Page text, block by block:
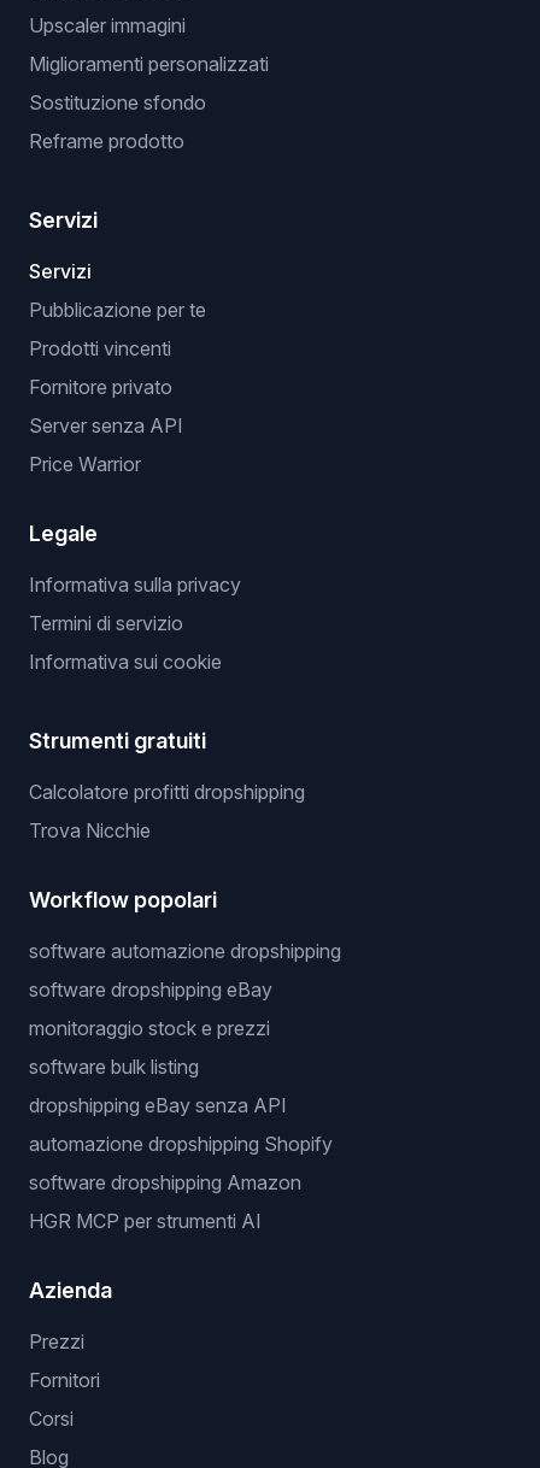
Upscaler immagini
Miglioramenti personalizzati
Sostituzione sfondo
Reframe prodotto
Servizi
Servizi
Pubblicazione per te
Prodotti vincenti
Fornitore privato
Server senza API
Price Warrior
Legale
Informativa sulla privacy
Termini di servizio
Informativa sui cookie
Strumenti gratuiti
Calcolatore profitti dropshipping
Trova Nicchie
Workflow popolari
software automazione dropshipping
software dropshipping eBay
monitoraggio stock e prezzi
software bulk listing
dropshipping eBay senza API
automazione dropshipping Shopify
software dropshipping Amazon
HGR MCP per strumenti AI
Azienda
Prezzi
Fornitori
Corsi
Blog